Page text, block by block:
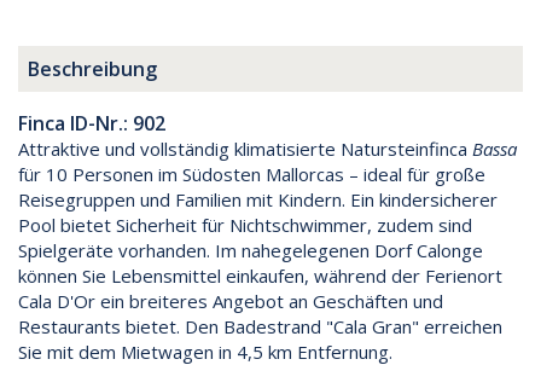
Beschreibung
Finca ID-Nr.: 902
Attraktive und vollständig klimatisierte Natursteinfinca Bassa
für 10 Personen im Südosten Mallorcas – ideal für große
Reisegruppen und Familien mit Kindern. Ein kindersicherer
Pool bietet Sicherheit für Nichtschwimmer, zudem sind
Spielgeräte vorhanden. Im nahegelegenen Dorf Calonge
können Sie Lebensmittel einkaufen, während der Ferienort
Cala D'Or ein breiteres Angebot an Geschäften und
Restaurants bietet. Den Badestrand "Cala Gran" erreichen
Sie mit dem Mietwagen in 4,5 km Entfernung.